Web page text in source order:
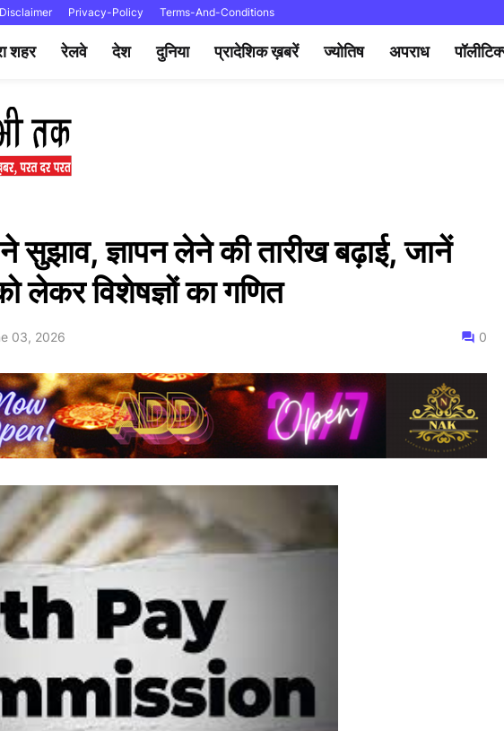
Disclaimer Privacy-Policy Terms-And-Conditions
शहर रेलवे देश दुनिया प्रादेशिक ख़बरें ज्योतिष अपराध
ज्ञापन लेने की तारीख बढ़ाई, जानें
लेकर विशेषज्ञों का गणित
03, 2026 0